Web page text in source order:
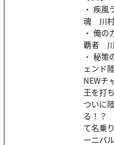
・ 疾
魂 川
・ 俺
覇者
・ 秘
ェンド
NEWチ
王を打
ついに
る！？
て名乗
ーニバ